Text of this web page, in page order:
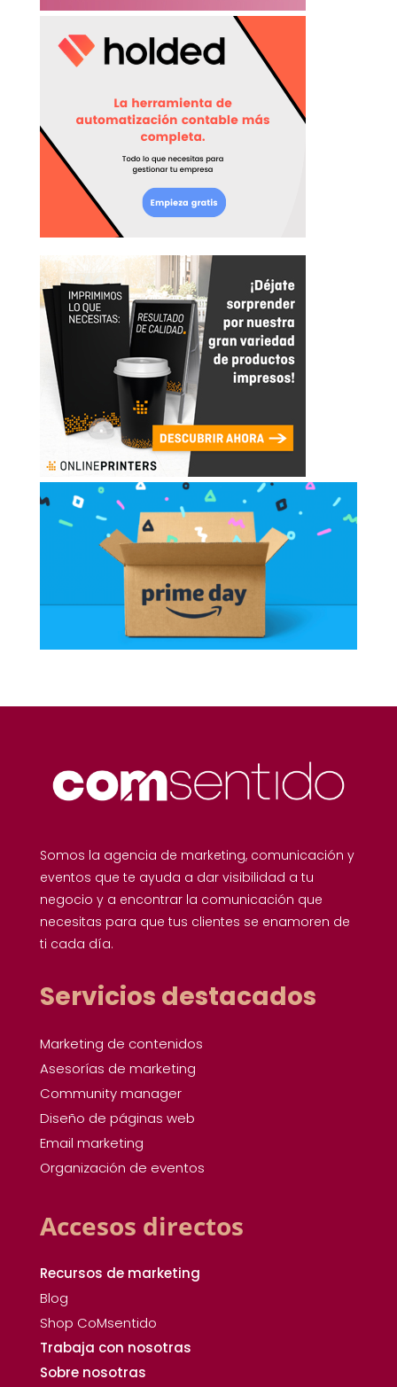
Somos la agencia de marketing, comunicación y
eventos que te ayuda a dar visibilidad a tu
negocio y a encontrar la comunicación que
necesitas para que tus clientes se enamoren de
ti cada día.
Servicios destacados
Marketing de contenidos
Asesorías de marketing
Community manager
Diseño de páginas web
Email marketing
Organización de eventos
Accesos directos
Recursos de marketing
Blog
Shop CoMsentido
Trabaja con nosotras
Sobre nosotras